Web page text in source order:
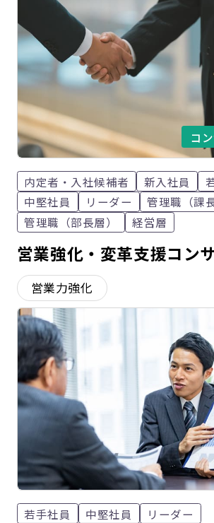
コ
内定者・入社候補者 新入社員
中堅社員
リーダー
管理職（課
管理職（部長層）
経営層
営業強化・変革支援コン
営業力強化
若手社員 中堅社員 リーダー